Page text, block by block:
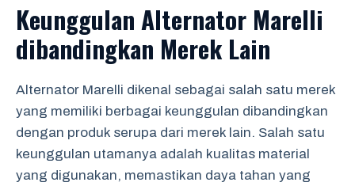
Keunggulan Alternator Marelli
dibandingkan Merek Lain
Alternator Marelli dikenal sebagai salah satu merek
yang memiliki berbagai keunggulan dibandingkan
dengan produk serupa dari merek lain. Salah satu
keunggulan utamanya adalah kualitas material
yang digunakan, memastikan daya tahan yang